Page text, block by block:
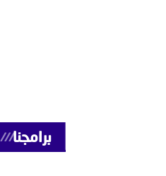
برامجنا///